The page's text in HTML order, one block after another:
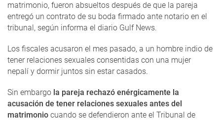
matrimonio, fueron absueltos después de que la pareja
entregó un contrato de su boda firmado ante notario en el
tribunal, según informa el diario Gulf News.
Los fiscales acusaron el mes pasado, a un hombre indio de
tener relaciones sexuales consentidas con una mujer
nepalí y dormir juntos sin estar casados.
Sin embargo la pareja rechazó enérgicamente la
acusación de tener relaciones sexuales antes del
matrimonio cuando se defendieron ante el Tribunal de